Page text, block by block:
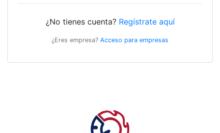
¿No tienes cuenta? Regístrate aquí
¿Eres empresa? Acceso para empresas